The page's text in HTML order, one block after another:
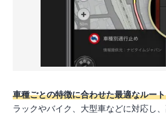
車種ごとの特徴に合わせた最適なルー
ラックやバイク、大型車などに対応し